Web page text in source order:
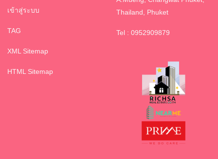
เข้าสู่ระบบ
TAG
XML Sitemap
HTML Sitemap
Thailand, Phuket
Tel : 0952909879